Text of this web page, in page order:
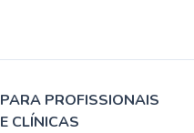
PARA PROFISSIONAIS
E CLÍNICAS